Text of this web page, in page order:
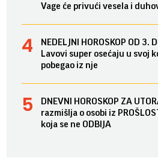
Vage će privući vesela i
NEDELJNI HOROSKOP OD 3.
Lavovi super osećaju u svoj
pobegao iz nje
DNEVNI HOROSKOP ZA
razmišlja o osobi iz
koja se ne ODBIJA